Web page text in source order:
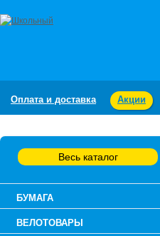
Оплата и доставка Акции
Весь каталог
БУМАГА
ВЕЛОТОВАРЫ